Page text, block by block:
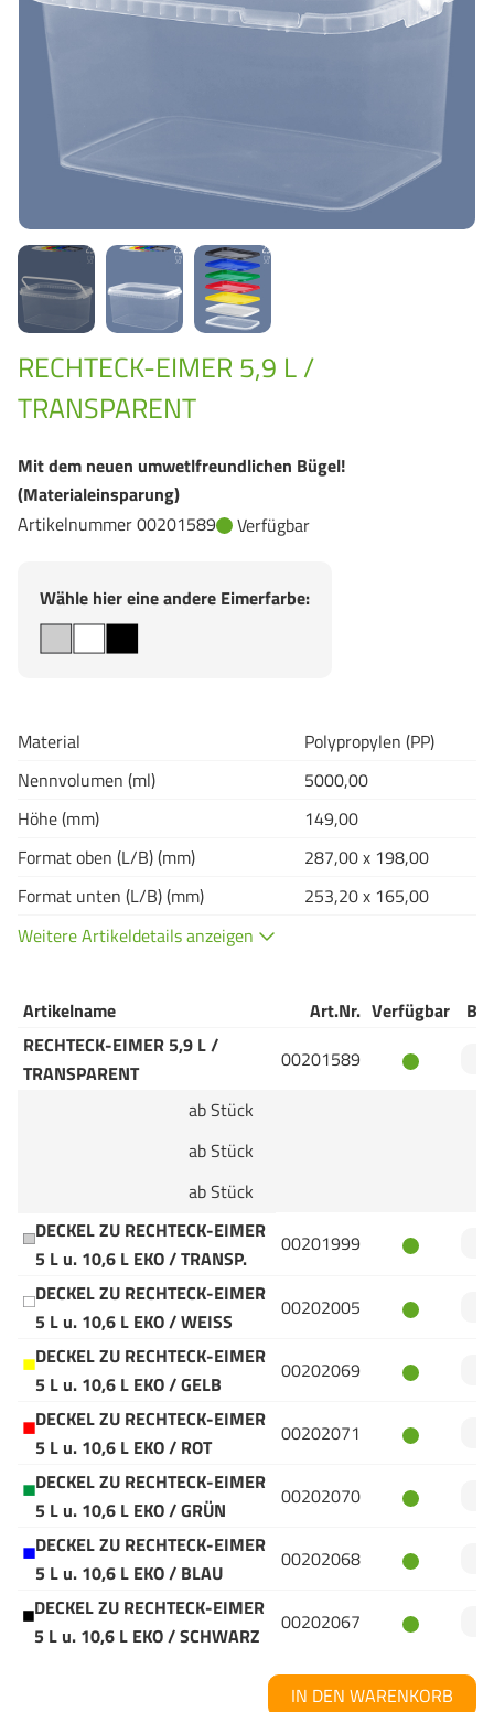
RECHTECK-EIMER 5,9 L /
TRANSPARENT
Mit dem neuen umwetlfreundlichen Bügel!
(Materialeinsparung)
Artikelnummer 00201589
Verfügbar
Wähle hier eine andere Eimerfarbe:
Material
Polypropylen (PP)
Nennvolumen (ml)
5000,00
Höhe (mm)
149,00
Format oben (L/B) (mm)
287,00 x 198,00
Format unten (L/B) (mm)
253,20 x 165,00
Weitere Artikeldetails anzeigen
Artikelname Art.Nr. Verfügbar
RECHTECK-EIMER 5,9 L /
TRANSPARENT
00201589
ab Stück
ab Stück
ab Stück
DECKEL ZU RECHTECK-EIMER
5 L u. 10,6 L EKO / TRANSP.
00201999
DECKEL ZU RECHTECK-EIMER
5 L u. 10,6 L EKO / WEISS
00202005
DECKEL ZU RECHTECK-EIMER
5 L u. 10,6 L EKO / GELB
00202069
DECKEL ZU RECHTECK-EIMER
5 L u. 10,6 L EKO / ROT
00202071
DECKEL ZU RECHTECK-EIMER
5 L u. 10,6 L EKO / GRÜN
00202070
DECKEL ZU RECHTECK-EIMER
5 L u. 10,6 L EKO / BLAU
00202068
DECKEL ZU RECHTECK-EIMER
5 L u. 10,6 L EKO / SCHWARZ
00202067
IN DEN WARENKORB
GrassBased Eimer